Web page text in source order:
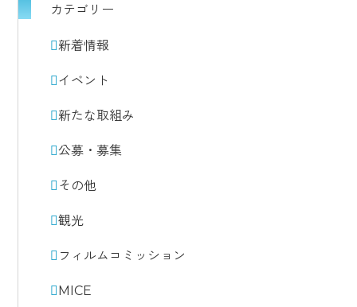
カテゴリー
新着情報
イベント
新たな取組み
公募・募集
その他
観光
フィルムコミッション
MICE